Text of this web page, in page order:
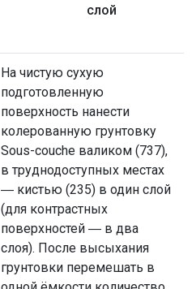
слой
На чистую сухую
подготовленную
поверхность нанести
колерованную грунтовку
Sous-couche валиком (737),
в труднодоступных местах
― кистью (235) в один слой
(для контрастных
поверхностей ― в два
слоя). После высыхания
грунтовки перемешать в